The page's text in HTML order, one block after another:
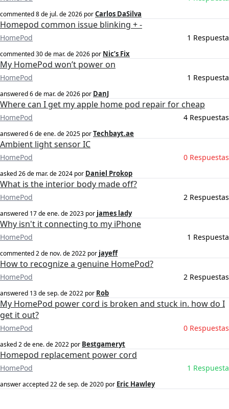
commented8 de jul. de 2026 porCarlos DaSilva
Homepod common issue blinking + -
HomePod 1 Respuesta
commented30 de mar. de 2026 por Nic’s Fix
My HomePod won’t power on
HomePod 1 Respuesta
answered6 de mar. de 2026 por DanJ
Where can I get my apple home pod repair for cheap
HomePod 4 Respuestas
answered6 de ene. de 2025 porTechbayt.ae
Ambient light sensor IC
HomePod 0 Respuestas
asked26 de mar. de 2024 por Daniel Prokop
What is the interior body made off?
HomePod 2 Respuestas
answered 17 de ene. de 2023 por james lady
Why isn't it connecting to my iPhone
HomePod 1 Respuesta
commented2 de nov. de 2022 por jayeff
How to recognize a genuine HomePod?
HomePod 2 Respuestas
answered 13 de sep. de 2022 por Rob
My HomePod power cord is broken and stuck in. how do I
get it out?
HomePod 0 Respuestas
asked2 de ene. de 2022 por Bestgameryt
Homepod replacement power cord
HomePod 1 Respuesta
answer accepted22 de sep. de 2020 por Eric Hawley